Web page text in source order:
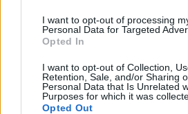
I want to opt-out of processing
Personal Data for Targeted
Opted In
I want to opt-out of Collection,
Retention, Sale, and/or Sharing
Personal Data that Is Unrelated
Purposes for which it was
Opted Out